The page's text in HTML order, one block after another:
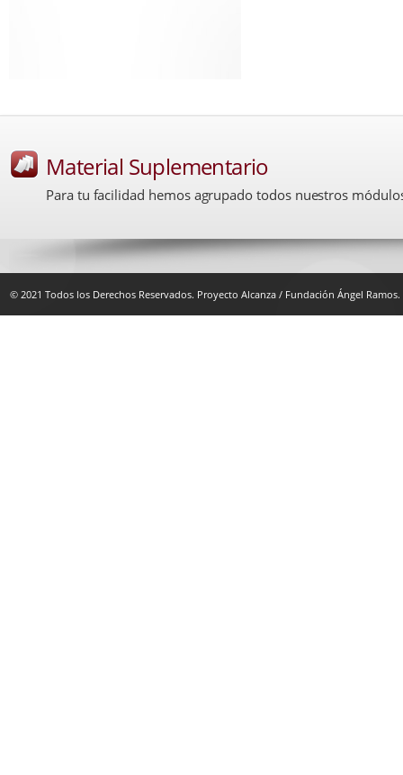
Material Suplementario
Para tu facilidad hemos agrupado todos nuestros
© 2021 Todos los Derechos Reservados. Proyecto Alcanza / Fundación Ángel Ramos.